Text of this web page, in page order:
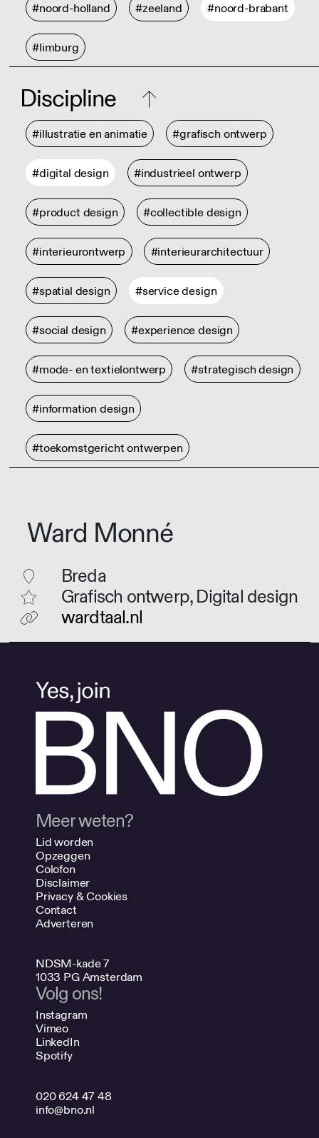
#noord-holland #zeeland #noord-brabant
#limburg
Discipline
#illustratie en animatie #grafisch ontwerp
#digital design #industrieel ontwerp
#product design #collectible design
#interieurontwerp #interieurarchitectuur
#spatial design #service design
#social design #experience design
#mode- en textielontwerp #strategisch design
#information design
#toekomstgericht ontwerpen
Ward Monné
Breda
Grafisch ontwerp, Digital design
wardtaal.nl
Meer weten?
Lid worden
Opzeggen
Colofon
Disclaimer
Privacy & Cookies
Contact
Adverteren
NDSM-kade 7
1033 PG Amsterdam
Volg ons!
Instagram
Vimeo
LinkedIn
Spotify
020 624 47 48
info@bno.nl